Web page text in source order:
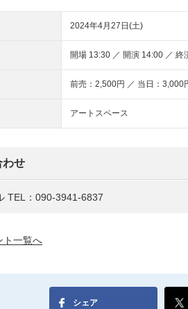
2024年4月27日(土)
開場 13:30 ／ 開演 14:00 ／ 終
前売：2,500円 ／ 当日：3,000
アートスペース
わせ
TEL：090-3941-6837
ト一覧へ
シェア